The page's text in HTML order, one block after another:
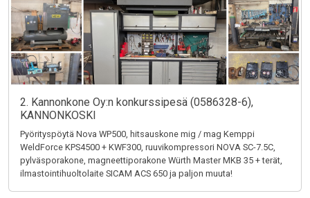
2. Kannonkone Oy:n konkurssipesä (0586328-6),
KANNONKOSKI
Pyörityspöytä Nova WP500, hitsauskone mig / mag Kemppi
WeldForce KPS4500 + KWF300, ruuvikompressori NOVA SC-7.5C,
pylväsporakone, magneettiporakone Würth Master MKB 35 + terät,
ilmastointihuoltolaite SICAM ACS 650 ja paljon muuta!